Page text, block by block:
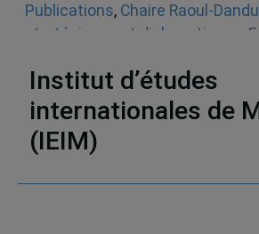
Publications, Chaire Raoul-
stratégiques et diplomatiques
Institut d’études
internationales de
(IEIM)